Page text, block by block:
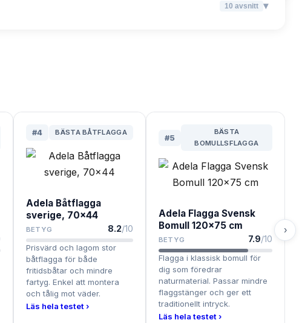
10 avsnitt ▾
#4 BÄSTA BÅTFLAGGA
Adela Båtflagga
sverige, 70x44
BETYG 8.2/10
Prisvärd och lagom stor
båtflagga för både
fritidsbåtar och mindre
fartyg. Enkel att montera
och tålig mot väder.
Läs hela testet ›
#5
BÄSTA
BOMULLSFLAGGA
Adela Flagga Svensk
Bomull 120x75 cm
BETYG 7.9/10
Flagga i klassisk bomull för
dig som föredrar
naturmaterial. Passar mindre
flaggstänger och ger ett
traditionellt intryck.
Läs hela testet ›
›